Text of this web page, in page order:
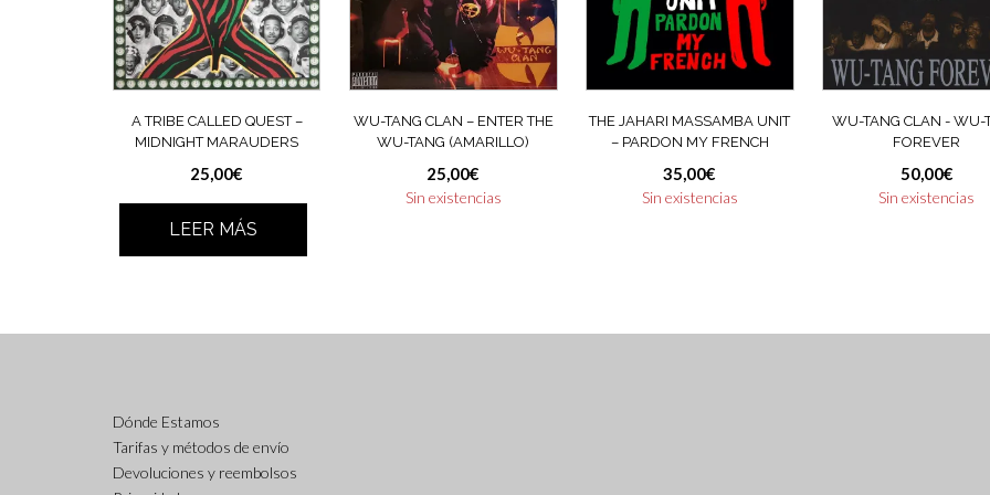
A TRIBE CALLED QUEST ‎–
MIDNIGHT MARAUDERS
25,00€
LEER MÁS
WU-TANG CLAN ‎– ENTER THE
WU-TANG (AMARILLO)
25,00€
Sin existencias
THE JAHARI MASSAMBA UNIT
– PARDON MY FRENCH
35,00€
Sin existencias
WU-TANG CLAN ‎- WU-
FOREVER
50,00€
Sin existencias
Dónde Estamos
Tarifas y métodos de envío
Devoluciones y reembolsos